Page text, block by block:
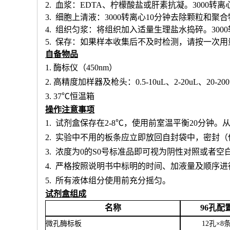
2. 血浆：EDTA、柠檬酸盐或肝素抗凝。3000转离
3. 细胞上清液：3000转离心10分钟去除颗粒和聚合
4. 组织匀浆：将组织加入适量生理盐水捣碎。
5. 保存：如果样本收集后不及时检测，请按一次
自备物品
1. 酶标仪（450nm）
2. 高精度加样器及枪头： 0.5-10uL、2-20uL、20-
3. 37℃恒温箱
操作注意事项
1. 试剂盒保存在2-8℃，使用前室温平衡20分钟。
2. 实验中不用的板条应立即放回自封袋中，密封
3. 浓度为0的S0号标准品即可视为阴性对照或者
4. 严格按照说明书中标明的时间、加液量及顺序
5. 所有液体组分使用前充分摇匀。
试剂盒组成
名称
96孔配
微孔酶标板 12孔×8